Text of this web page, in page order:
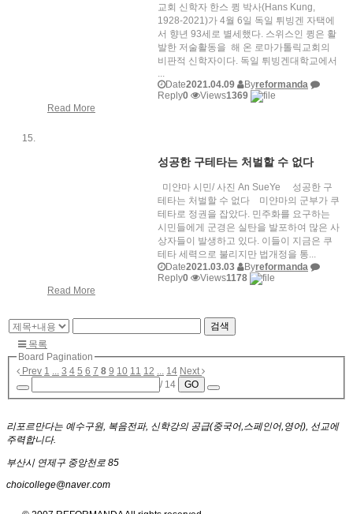
교회 신학자 한스 큉 박사(Hans Kung,
1928-2021)가 4월 6일 독일 튀빙겐 자택에
서 향년 93세로 별세했다. 스위스인 큉은 활
발한 저술활동을 해 온 로마가톨릭교회의
비판적 신학자이다. 독일 튀빙겐대학교에서
Date2021.04.09 Byreformanda
Reply0 Views1369
Read More
성공한 구테타는 처벌할 수 없다
미얀마 시민/ 사진 An SueYe 성공한 구
테타는 처벌할 수 없다 미얀마의 군부가 쿠
테타로 정권을 잡았다. 민주화를 요구하는
시민들에게 군경은 실탄을 발포하여 많은 사
상자들이 발생하고 있다. 이들이 지금은 쿠
테타 세력으로 불리지만 법개정을 통...
Date2021.03.03 Byreformanda
Reply0 Views1178
Read More
검색
목록
Board Pagination
Prev 1 ... 3 4 5 6 7 8 9 10 11 12 ... 14 Next
/ 14
GO
리포르만다는 예수구원, 복음전파, 신학강의 공급(중국어,스페인어,영어), 선교에
주력합니다.
부산시 연제구 중앙천로 85
choicollege@naver.com